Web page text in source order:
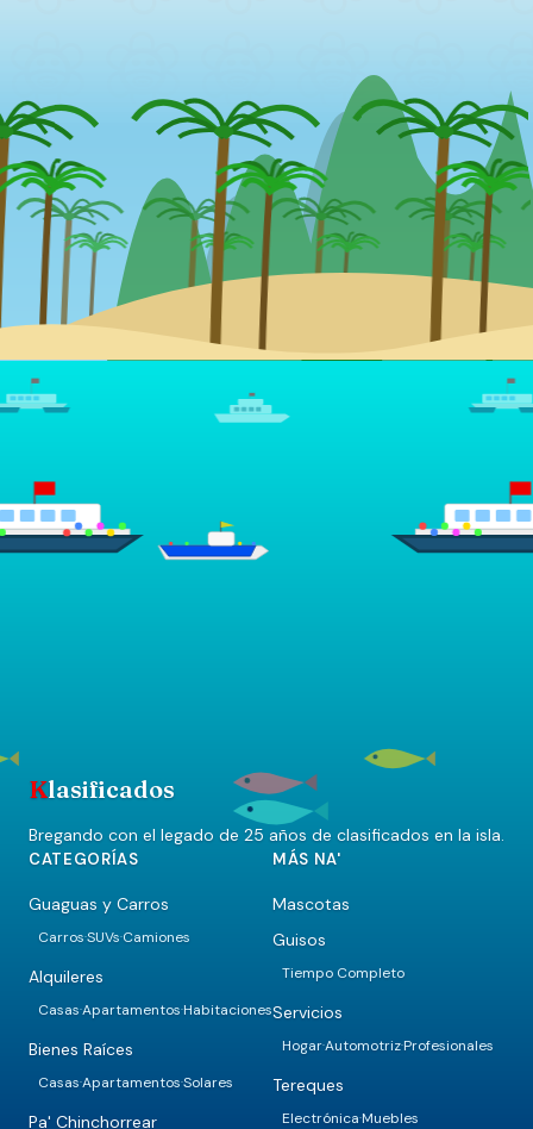
Klasificados
Bregando con el legado de 25 años de clasificados en la isla.
CATEGORÍAS
Guaguas y Carros
Carros·SUVs·Camiones
Alquileres
Casas·Apartamentos·Habitaciones
Bienes Raíces
Casas·Apartamentos·Solares
Pa' Chinchorrear
MÁS NA'
Mascotas
Guisos
Tiempo Completo
Servicios
Hogar·Automotriz·Profesionales
Tereques
Electrónica·Muebles